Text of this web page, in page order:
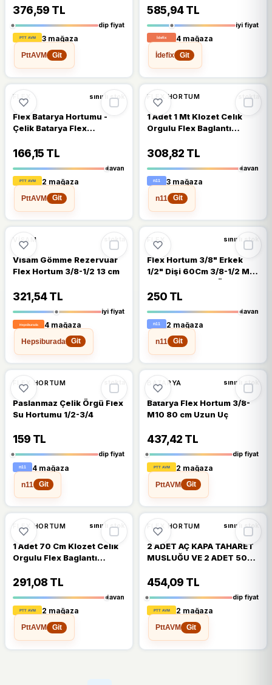
376,59 TL
dip fiyat
3 mağaza
PttAVM
Git
585,94 TL
iyi fiyat
4 mağaza
İdefix
Git
FLEX sınırlı stok
Flex Batarya Hortumu -
Çelik Batarya Flex
166,15 TL
tavan
2 mağaza
PttAVM
Git
FLEX HORTUM stokta
1 Adet 1 Mt Klozet Celık
Orgulu Flex Baglantı
308,82 TL
tavan
3 mağaza
n11
Git
%8
VISAM stokta
Visam Gömme Rezervuar
Flex Hortum 3/8-1/2 13 cm
321,54 TL
iyi fiyat
4 mağaza
Hepsiburada
Git
%14
FLEX sınırlı stok
Flex Hortum 3/8" Erkek
1/2" Dişi 60Cm 3/8-1/2 M/F
Paslanmaz Çelik Örgülü 2
Adet Sıcak Soğuk Renkli
250 TL
tavan
2 mağaza
n11
Git
%32 %32 DÜŞTÜ
FLEX HORTUM stokta
Paslanmaz Çelik Örgü Flex
Su Hortumu 1/2-3/4
159 TL
dip fiyat
4 mağaza
n11
Git
%11
BATARYA sınırlı stok
Batarya Flex Hortum 3/8-
M10 80 cm Uzun Uç
437,42 TL
dip fiyat
2 mağaza
PttAVM
Git
FLEX HORTUM sınırlı stok
1 Adet 70 Cm Klozet Celık
Orgulu Flex Baglantı
291,08 TL
tavan
2 mağaza
PttAVM
Git
%8
FLEX HORTUM sınırlı stok
2 ADET AÇ KAPA TAHARET
MUSLUĞU VE 2 ADET 50
454,09 TL
dip fiyat
2 mağaza
PttAVM
Git